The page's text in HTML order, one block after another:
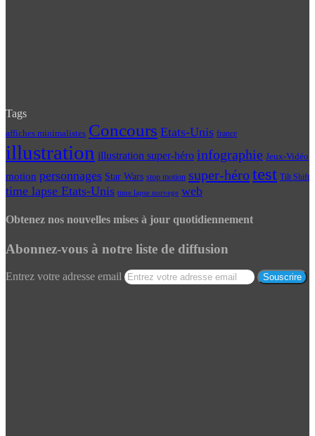
Tags
affiches minimalistes Concours Etats-Unis france
illustration illustration super-héro infographie Jeux-Vidéo
motion personnages Star Wars stop motion super-hérotest Tilt Shift
time lapse Etats-Unis time lapse norvege web
Obtenez nos nouvelles mises à jour quotidiennement
Abonnez-vous à notre liste de diffusion
Entrez votre adresse email